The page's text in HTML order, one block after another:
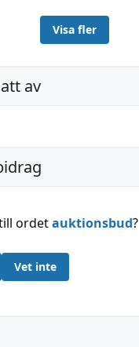
Visa fler
av
ordetauktionsbud?
Vet inte